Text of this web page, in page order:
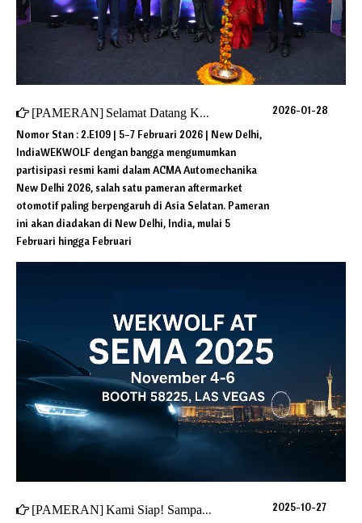
[PAMERAN] Selamat Datang Kunjungi kami di ACMA Automechanika New Delhi 2026
Nomor Stan : 2.E109 | 5–7 Februari 2026 | New Delhi,
IndiaWEKWOLF dengan bangga mengumumkan
partisipasi resmi kami dalam ACMA Automechanika
New Delhi 2026, salah satu pameran aftermarket
otomotif paling berpengaruh di Asia Selatan. Pameran
ini akan diadakan di New Delhi, India, mulai 5
Februari hingga Februari
2026-01-28
[PAMERAN]Kami Siap! Sampai jumpa di SEMA 2025 2025-10-27